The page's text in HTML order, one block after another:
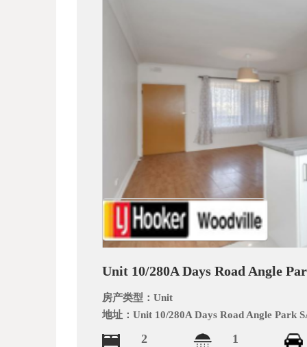
Unit 10/280A Days Road Angle
房产类型：Unit
地址：Unit 10/280A Days Road Angle Park
2 1